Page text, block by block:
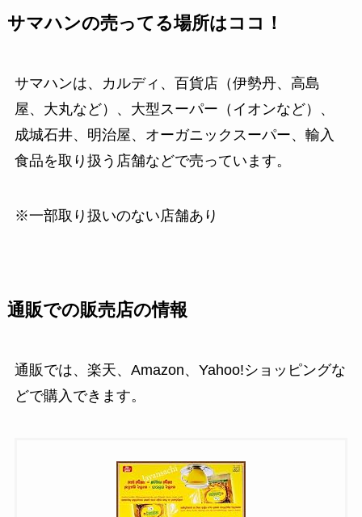
サマハンの売ってる場所はココ！
サマハンは、カルディ、百貨店（伊勢丹、高島
屋、大丸など）、大型スーパー（イオンなど）、
成城石井、明治屋、オーガニックスーパー、輸入
食品を取り扱う店舗などで売っています。
※一部取り扱いのない店舗あり
通販での販売店の情報
通販では、楽天、Amazon、Yahoo!ショッピングな
どで購入できます。